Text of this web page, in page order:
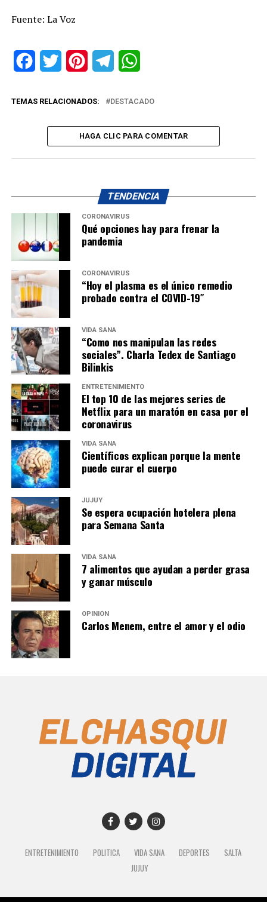
Fuente: La Voz
FacebookTwitter PinterestTelegram
TEMAS RELACIONADOS: DESTACADO
HAGA CLIC PARA COMENTAR
TENDENCIA
CORONAVIRUS
Qué opciones hay para frenar la
pandemia
CORONAVIRUS
“Hoy el plasma es el único remedio
probado contra el COVID-19″
VIDA SANA
“Como nos manipulan las redes
sociales”. Charla Tedex de Santiago
Bilinkis
ENTRETENIMIENTO
El top 10 de las mejores series de
Netflix para un maratón en casa por el
coronavirus
VIDA SANA
Científicos explican porque la mente
puede curar el cuerpo
JUJUY
Se espera ocupación hotelera plena
para Semana Santa
VIDA SANA
7 alimentos que ayudan a perder grasa
y ganar músculo
OPINIÓN
Carlos Menem, entre el amor y el odio
ENTRETENIMIENTO POLITICA VIDA SANA DEPORTES
SALTA
JUJUY